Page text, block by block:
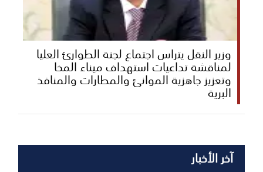
وزير النقل يتراس اجتماع لجنة الطوارئ العليا
لمناقشة تداعيات استهداف ميناء المخا
وتعزيز جاهزية الموانئ والمطارات والمنافذ
البرية
آخر الأخبار